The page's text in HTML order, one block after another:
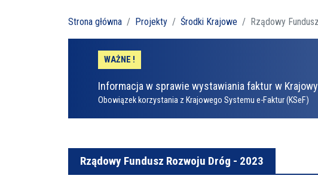
Strona główna Projekty Środki Krajowe Rządowy
WAŻNE !
Informacja w sprawie wystawiania faktur w
Obowiązek korzystania z Krajowego Systemu e-Faktur (KSeF)
Rządowy Fundusz Rozwoju Dróg - 2023